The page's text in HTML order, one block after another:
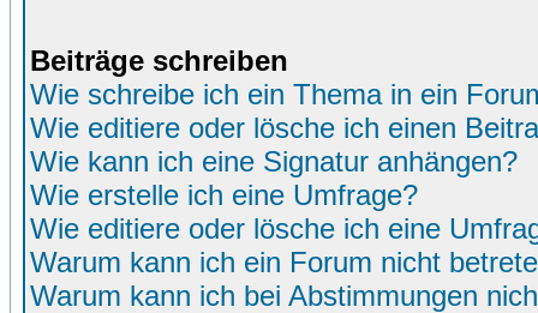
Beiträge schreiben
Wie schreibe ich ein Thema in ein
Wie editiere oder lösche ich einen
Wie kann ich eine Signatur anhängen?
Wie erstelle ich eine Umfrage?
Wie editiere oder lösche ich eine
Warum kann ich ein Forum nicht
Warum kann ich bei Abstimmungen